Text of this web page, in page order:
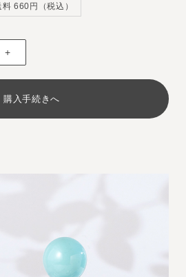
い。
料 660円（税込）
+
購入手続きへ